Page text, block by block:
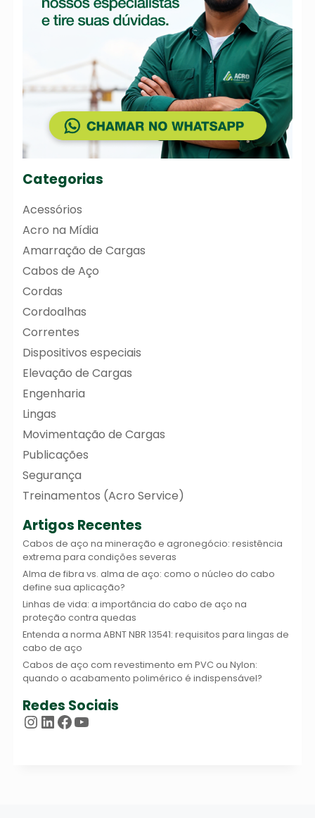
Categorias
Acessórios
Acro na Mídia
Amarração de Cargas
Cabos de Aço
Cordas
Cordoalhas
Correntes
Dispositivos especiais
Elevação de Cargas
Engenharia
Lingas
Movimentação de Cargas
Publicações
Segurança
Treinamentos (Acro Service)
Artigos Recentes
Cabos de aço na mineração e agronegócio: resistência
extrema para condições severas
Alma de fibra vs. alma de aço: como o núcleo do cabo
define sua aplicação?
Linhas de vida: a importância do cabo de aço na
proteção contra quedas
Entenda a norma ABNT NBR 13541: requisitos para lingas de
cabo de aço
Cabos de aço com revestimento em PVC ou Nylon:
quando o acabamento polimérico é indispensável?
Redes Sociais
Instagram
LinkedIn
Facebook
Youtube